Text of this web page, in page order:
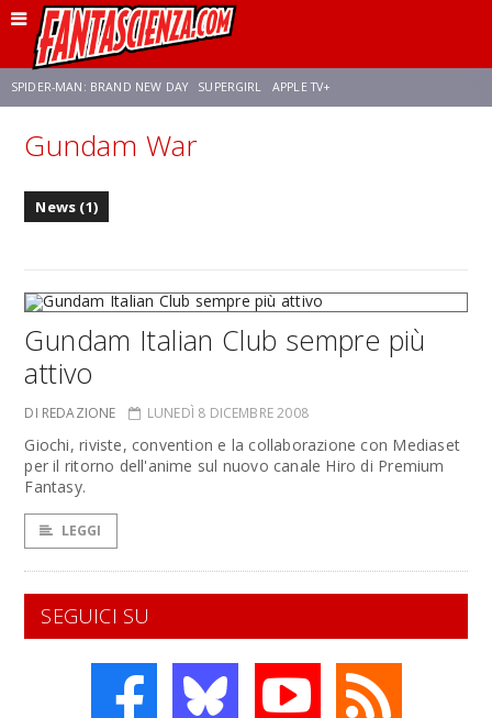
SPIDER-MAN: BRAND NEW DAY SUPERGIRL APPLE TV+
FRANCO RICCIARDIELLO ZENDAYA
Gundam War
News (1)
Gundam Italian Club sempre più
attivo
DI REDAZIONE LUNEDÌ 8 DICEMBRE 2008
Giochi, riviste, convention e la collaborazione con Mediaset
per il ritorno dell'anime sul nuovo canale Hiro di Premium
Fantasy.
LEGGI
SEGUICI SU